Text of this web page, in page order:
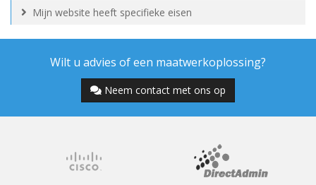
Mijn website heeft specifieke eisen
Wilt u advies of een maatwerkoplossing?
Neem contact met ons op